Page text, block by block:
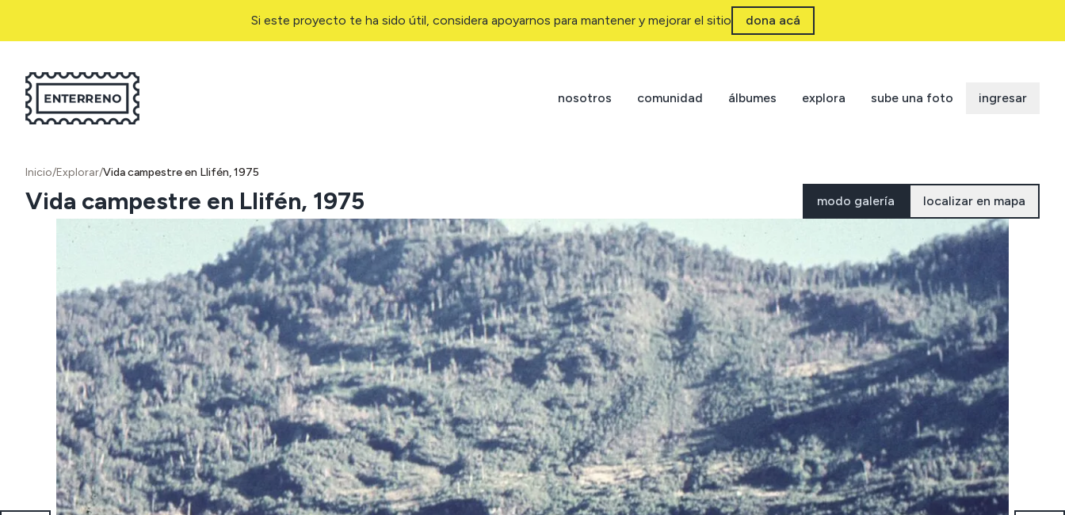
Si este proyecto te ha sido útil, considera apoyarnos para mantener y mejorar el sitio dona acá
nosotros comunidad álbumes explora sube una foto ingresar
Inicio/Explorar/Vida campestre en Llifén, 1975
Vida campestre en Llifén, 1975 modo galería localizar en mapa